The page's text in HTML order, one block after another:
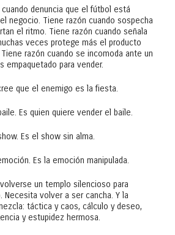
denuncia que el fútbol está
negocio. Tiene razón cuando sospecha
el ritmo. Tiene razón cuando señala
veces protege más el producto
razón cuando se incomoda ante un
empaquetado para vender.
que el enemigo es la fiesta.
Es quien quiere vender el baile.
Es el show sin alma.
Es la emoción manipulada.
un templo silencioso para
Necesita volver a ser cancha. Y la
táctica y caos, cálculo y deseo,
y estupidez hermosa.